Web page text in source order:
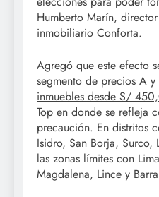
Humberto Marín,
inmobiliario Conforta.
Agregó que este efecto
segmento de precios A
inmuebles desde S/
Top en donde se refleja
precaución. En distritos
Isidro, San Borja,
las zonas límites con
Magdalena, Lince y